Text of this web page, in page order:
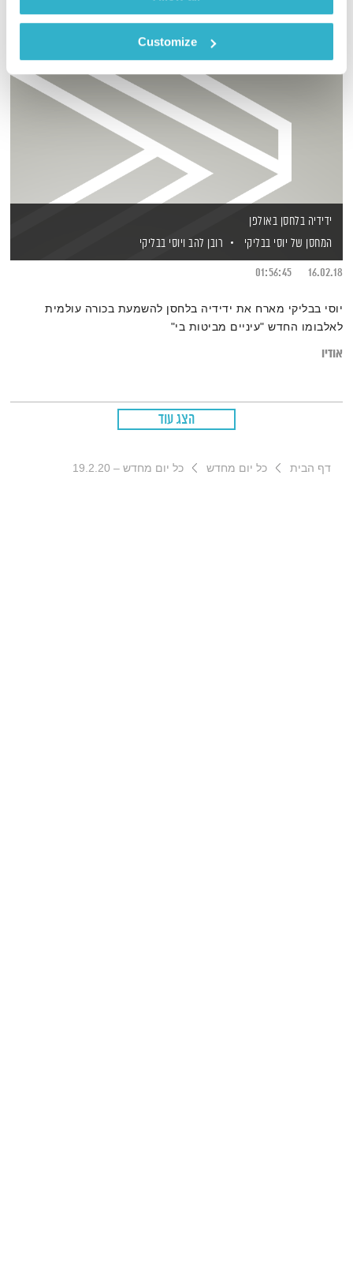
Customize
ידידיה בלחסן באולפן
המחסן של יוסי בבליקי
רובן להב ויוסי בבליקי
16.02.18
01:56:45
יוסי בבליקי מארח את ידידיה בלחסן להשמעת בכורה עולמית
לאלבומו החדש "עיניים מביטות בי"
אודיו
הצג עוד
דף הבית כל יום מחדש כל יום מחדש – 19.2.20